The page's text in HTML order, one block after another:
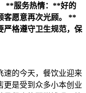
**服务热情：**好的
愿意再次光顾。
**
严格遵守卫生规范，保
速的今天，餐饮业迎来
更是受到众多小本创业